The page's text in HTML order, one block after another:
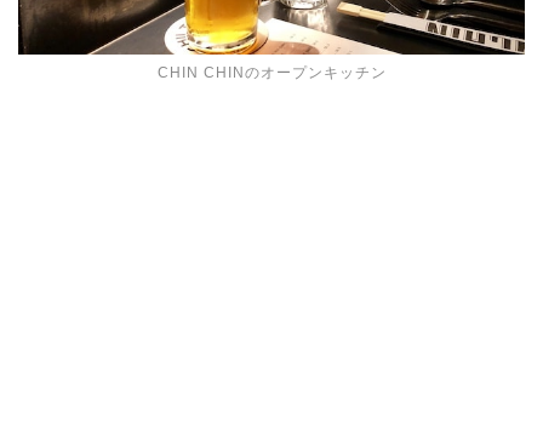
CHIN CHINのオープンキッチン